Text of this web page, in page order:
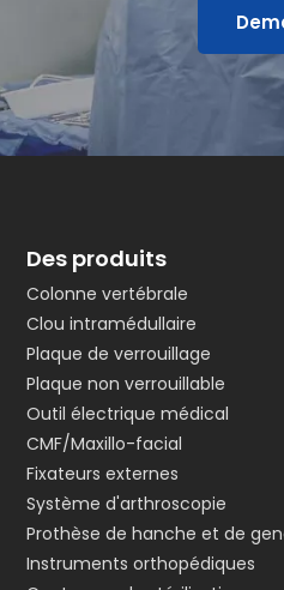
Des produits
Colonne vertébrale
Clou intramédullaire
Plaque de verrouillage
Plaque non verrouillable
Outil électrique médical
CMF/Maxillo-facial
Fixateurs externes
Système d'arthroscopie
Prothèse de hanche et de
Instruments orthopédiques